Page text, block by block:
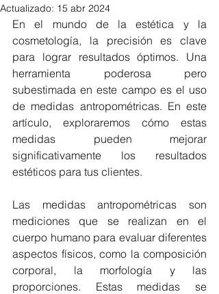
Actualizado: 15 abr 2024
En el mundo de la estética y la
cosmetología, la precisión es clave
para lograr resultados óptimos. Una
herramienta poderosa pero
subestimada en este campo es el uso
de medidas antropométricas. En este
artículo, exploraremos cómo estas
medidas pueden mejorar
significativamente los resultados
estéticos para tus clientes.
Las medidas antropométricas son
mediciones que se realizan en el
cuerpo humano para evaluar diferentes
aspectos físicos, como la composición
corporal, la morfología y las
proporciones. Estas medidas se